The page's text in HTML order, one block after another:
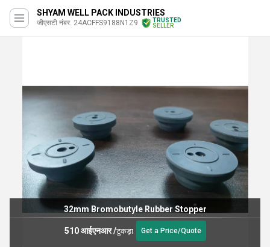
SHYAM WELL PACK INDUSTRIES
जीएसटी नंबर. 24ACFFS9188N1Z9
TRUSTED
SELLER
32mm Bromobutyle Rubber Stopper
510 आईएनआर/टुकड़ा Get a Price/Quote